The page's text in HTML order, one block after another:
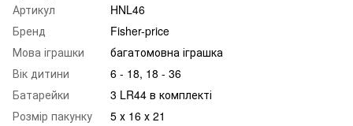
Артикул
HNL46
Бренд
Fisher-price
Мова іграшки
багатомовна іграшка
Вік дитини
6 - 18, 18 - 36
Батарейки
3 LR44 в комплекті
Розмір пакунку
5 х 16 х 21